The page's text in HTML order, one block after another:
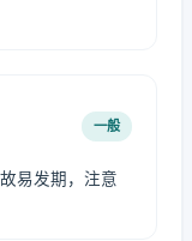
一般
易发期，注意